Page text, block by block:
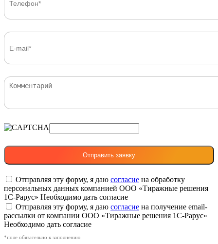
Отправляя эту форму, я даю согласие на обработку
персональных данных компанией ООО «Тиражные решения
1С-Рарус» Необходимо дать согласие
Отправляя эту форму, я даю согласие на получение email-
рассылки от компании ООО «Тиражные решения 1С-Рарус»
Необходимо дать согласие
*поле обязательно к заполнению